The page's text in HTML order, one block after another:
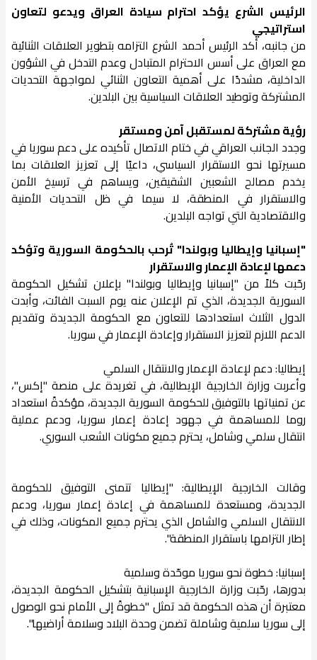
الرئيس الشرع يؤكد احترام سيادة العراق ويدعو لتعاون
استراتيجي
من جانبه، أكد الرئيس أحمد الشرع التزامه بتطوير العلاقات الثنائية
مع العراق على أسس الاحترام المتبادل وعدم التدخل في الشؤون
الداخلية، مشددًا على أهمية التعاون الثنائي لمواجهة التحديات
المشتركة وتوطيد العلاقات السياسية بين البلدين.
رؤية مشتركة لمستقبل آمن ومستقر
وجدد الجانب العراقي في ختام الاتصال تأكيده على دعم سوريا في
مسيرتها نحو الاستقرار السياسي، داعيًا إلى تعزيز العلاقات بما
يخدم مصالح الشعبين الشقيقين، ويساهم في ترسيخ الأمن
والاستقرار في المنطقة، لا سيما في ظل التحديات الأمنية
والاقتصادية التي تواجه البلدين.
"إسبانيا وإيطاليا وبولندا" تُرحب بالحكومة السورية وتؤكد
دعمها لإعادة الإعمار والاستقرار
رحّبت كلاً من "إسبانيا وإيطاليا وبولندا" بإعلان تشكيل الحكومة
السورية الجديدة، الذي تم الإعلان عنه يوم السبت الفائت، وأبدت
الدول الثلاث استعدادها للتعاون مع الحكومة الجديدة وتقديم
الدعم اللازم لتعزيز الاستقرار وإعادة الإعمار في سوريا.
إيطاليا: دعم لإعادة الإعمار والانتقال السلمي
وأعربت وزارة الخارجية الإيطالية، في تغريدة على منصة "إكس"،
عن تمنياتها بالتوفيق للحكومة السورية الجديدة، مؤكدةً استعداد
روما للمساهمة في جهود إعادة إعمار سوريا، ودعم عملية
انتقال سلمي وشامل، يحترم جميع مكونات الشعب السوري.
وقالت الخارجية الإيطالية: "إيطاليا تتمنى التوفيق للحكومة
الجديدة، ومستعدة للمساهمة في إعادة إعمار سوريا، ودعم
الانتقال السلمي والشامل الذي يحترم جميع المكونات، وذلك في
إطار التزامها باستقرار المنطقة".
إسبانيا: خطوة نحو سوريا موحّدة وسلمية
بدورها، رحّبت وزارة الخارجية الإسبانية بتشكيل الحكومة الجديدة،
معتبرة أن هذه الحكومة قد تمثل "خطوةً إلى الأمام نحو الوصول
إلى سوريا سلمية وشاملة تضمن وحدة البلاد وسلامة أراضيها".